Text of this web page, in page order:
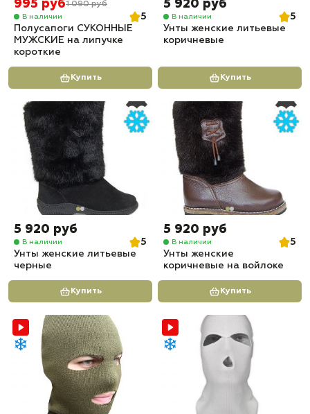
995 руб1 090 руб
В наличии
5
Полусапоги СУКОННЫЕ
МУЖСКИЕ на липучке
короткие
Купить
5 920 руб
В наличии
5
Унты женские литьевые
коричневые
Купить
5 920 руб
В наличии
5
Унты женские литьевые
черные
Купить
5 920 руб
В наличии
5
Унты женские
коричневые на войлоке
Купить